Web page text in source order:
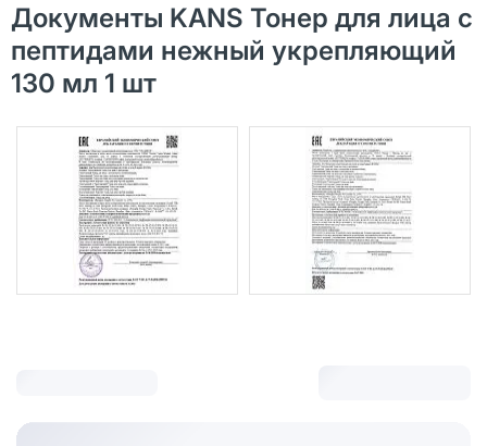
Документы KANS Тонер для лица с
пептидами нежный укрепляющий
130 мл 1 шт